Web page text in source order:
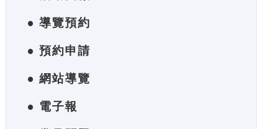
● 導覽預約
● 預約申請
● 網站導覽
● 電子報